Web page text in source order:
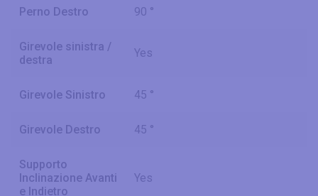
Perno Destro 90 °
Girevole sinistra /
destra
Yes
Girevole Sinistro 45 °
Girevole Destro 45 °
Supporto
Inclinazione Avanti
e Indietro
Yes